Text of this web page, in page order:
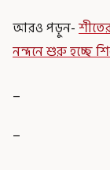
আরও পড়ুন-
নন্দনে শুরু হচ্ছে
_
_